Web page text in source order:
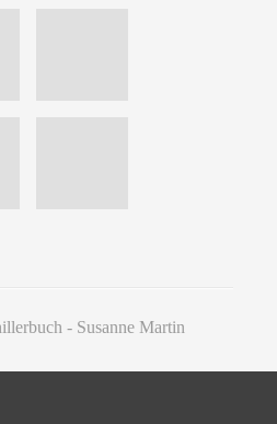
- Susanne Martin